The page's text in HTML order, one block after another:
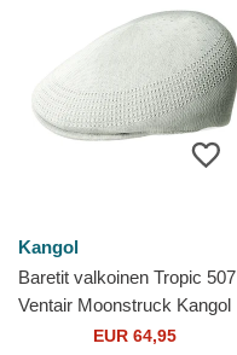
Kangol
Baretit valkoinen Tropic 507
Ventair Moonstruck Kangol
EUR 64,95